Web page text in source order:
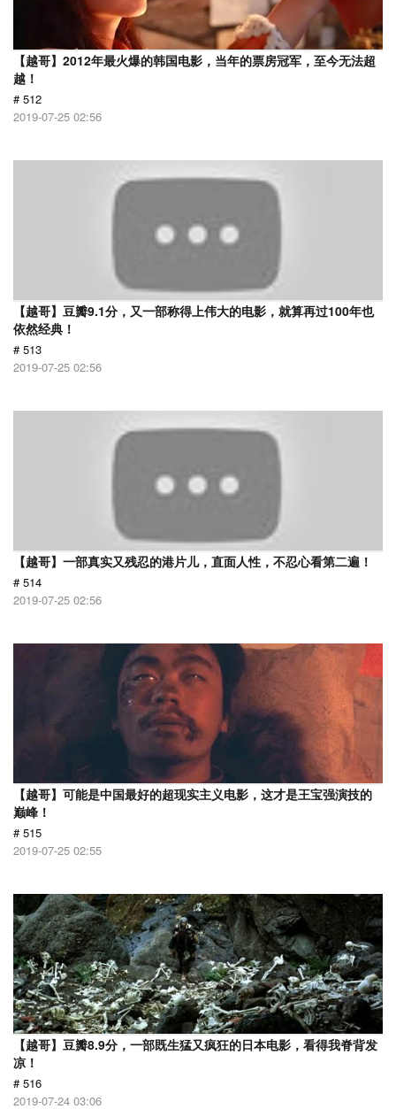
【越哥】2012年最火爆的韩国电影，当年的票房冠军，至今无法超
越！
# 512
2019-07-25 02:56
【越哥】豆瓣9.1分，又一部称得上伟大的电影，就算再过100年也
依然经典！
# 513
2019-07-25 02:56
【越哥】一部真实又残忍的港片儿，直面人性，不忍心看第二遍！
# 514
2019-07-25 02:56
【越哥】可能是中国最好的超现实主义电影，这才是王宝强演技的
巅峰！
# 515
2019-07-25 02:55
【越哥】豆瓣8.9分，一部既生猛又疯狂的日本电影，看得我脊背发
凉！
# 516
2019-07-24 03:06